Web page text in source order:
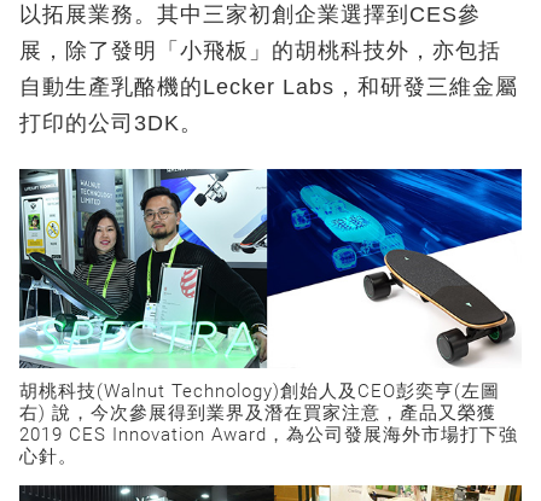
以拓展業務。其中三家初創企業選擇到CES參
展，除了發明「小飛板」的胡桃科技外，亦包括
自動生產乳酪機的Lecker Labs，和研發三維金屬
打印的公司3DK。
胡桃科技(Walnut Technology)創始人及CEO彭奕亨(左圖
右) 說，今次參展得到業界及潛在買家注意，產品又榮獲
2019 CES Innovation Award，為公司發展海外市場打下強
心針。